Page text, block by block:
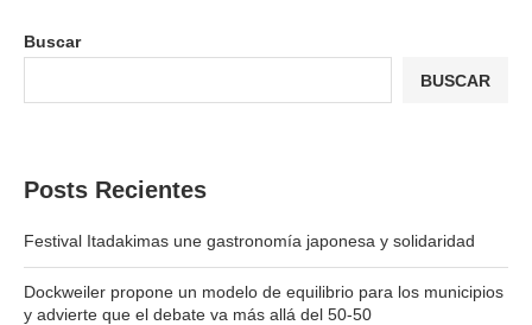
Buscar
BUSCAR
Posts Recientes
Festival Itadakimas une gastronomía japonesa y solidaridad
Dockweiler propone un modelo de equilibrio para los municipios
y advierte que el debate va más allá del 50-50